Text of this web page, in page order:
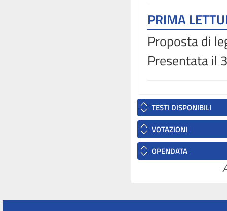
PRIMA
Proposta di
Presentata il
TESTI DISPONIBILI
VOTAZIONI
OPENDATA